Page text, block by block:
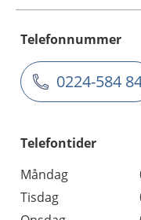
Telefonnummer
0224-584
Telefontider
Måndag
Tisdag